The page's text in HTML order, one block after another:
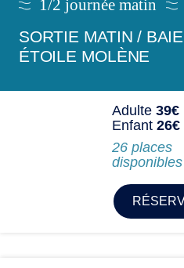
1/2 journée matin
SORTIE MATIN /
ÉTOILE MOLÈNE
Adulte 39€
Enfant 26€
26 places
disponibles